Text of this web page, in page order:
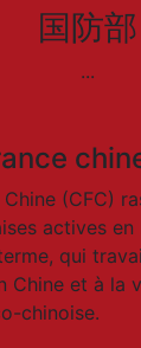
国防部
...
(CFC)
actives en
qui
Chine et à la
chinoise.